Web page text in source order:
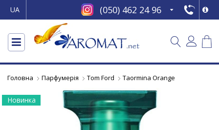
UA (050) 462 24 96
Головна Парфумерія Tom Ford Taormina Orange
Новинка